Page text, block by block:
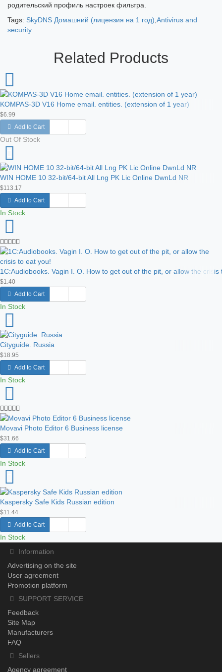
родительский профиль настроек фильтра.
Tags: SkyDNS Домашний (лицензия на 1 год) Antivirus and
security
Related Products
KOMPAS-3D V16 Home email. entities. (extension of 1 year)
$6.99
Add to Cart
Out Of Stock
WIN HOME 10 32-bit/64-bit All Lng PK Lic Online DwnLd NR
$113.17
Add to Cart
In Stock
1C:Audiobooks. Vagin I. O. How to get out of the pit, or allow the crisis
$1.40
Add to Cart
In Stock
Cityguide. Russia
$18.95
Add to Cart
In Stock
Movavi Photo Editor 6 Business license
$31.66
Add to Cart
In Stock
Kaspersky Safe Kids Russian edition
$11.44
Add to Cart
In Stock
Information
Advertising on the site
User agreement
Promotion platform
SUPPORT SERVICE
Feedback
Site Map
Manufacturers
FAQ
Sellers
Agency agreement